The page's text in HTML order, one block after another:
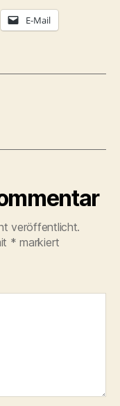
E-Mail
veröffentlicht.
* markiert